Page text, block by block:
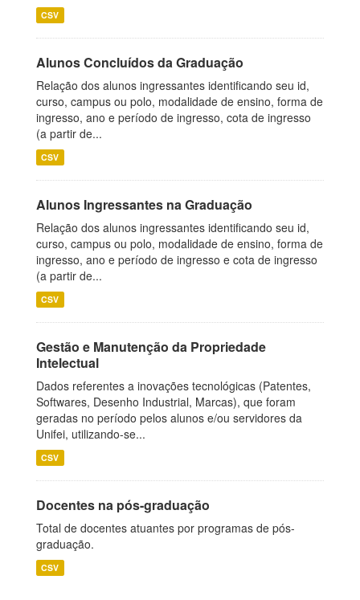
CSV
Alunos Concluídos da Graduação
Relação dos alunos ingressantes identificando seu id,
curso, campus ou polo, modalidade de ensino, forma de
ingresso, ano e período de ingresso, cota de ingresso
(a partir de...
CSV
Alunos Ingressantes na Graduação
Relação dos alunos ingressantes identificando seu id,
curso, campus ou polo, modalidade de ensino, forma de
ingresso, ano e período de ingresso e cota de ingresso
(a partir de...
CSV
Gestão e Manutenção da Propriedade
Intelectual
Dados referentes a inovações tecnológicas (Patentes,
Softwares, Desenho Industrial, Marcas), que foram
geradas no período pelos alunos e/ou servidores da
Unifei, utilizando-se...
CSV
Docentes na pós-graduação
Total de docentes atuantes por programas de pós-
graduação.
CSV